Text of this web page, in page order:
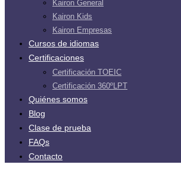
Kairon General
Kairon Kids
Kairon Empresas
Cursos de idiomas
Certificaciones
Certificación TOEIC
Certificación 360ºLPT
Quiénes somos
Blog
Clase de prueba
FAQs
Contacto